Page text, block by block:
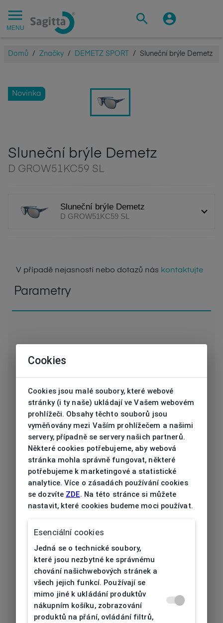
MENU
Domů / Značky / DEMETZ SPORT / Sluneční brýle Demetz
Novinka
Sluneční brýle Demetz
D GROW51KC59 SL
Sluneční brýle Demetz
D GROW51KC59 SL
V případě nejasností nebo dotazů nás kontaktujte
Parametry
Kód
Druh obruby Sluneční
Určení
Typ obruby Celoobruba
Materiál
obruby
Plast
Barva obruby
Tvar obruby
Šířka očnice
[mm]
59
Šířka nosníku
[mm]
Cookies
Cookies jsou malé soubory, které webové
stránky (i ty naše) ukládají ve Vašem webovém
prohlížeči. Obsahy těchto souborů jsou
vyměňovány mezi Vaším prohlížečem a našimi
servery, případně se servery našich partnerů.
Některé cookies potřebujeme, aby webová
stránka mohla správně fungovat, některé
potřebujeme k marketingové a statistické
analytice. Více o zásadách používání cookies
se dozvíte ZDE. Na této stránce si můžete
nastavit, které cookies budeme moci používat.
Esenciální cookies
Jedná se o technické soubory,
které jsou nezbytné ke správnému
chování našichwebových stránek a
všech jejich funkcí. Používají se
mimo jiné k ukládání produktův
nákupním košíku, zobrazování
produktů na přání, ovládání filtrů,